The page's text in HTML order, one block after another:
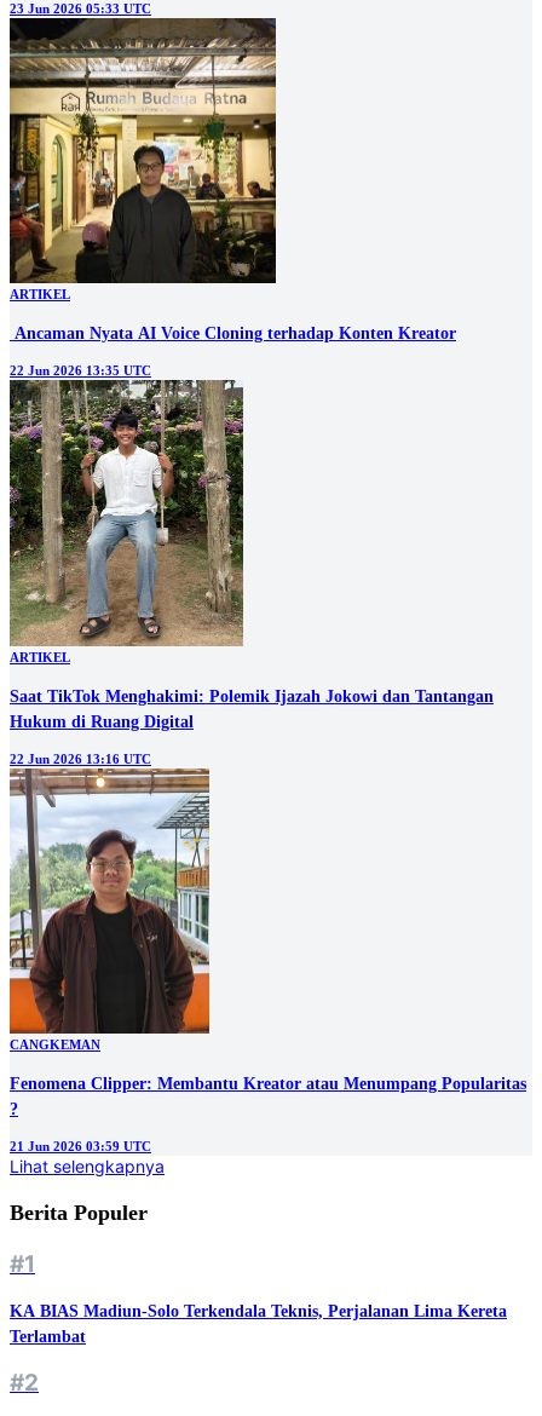
23 Jun 2026 05:33 UTC
ARTIKEL
‎ Ancaman Nyata AI Voice Cloning terhadap Konten Kreator
22 Jun 2026 13:35 UTC
ARTIKEL
Saat TikTok Menghakimi: Polemik Ijazah Jokowi dan Tantangan
Hukum di Ruang Digital
22 Jun 2026 13:16 UTC
CANGKEMAN
Fenomena Clipper: Membantu Kreator atau Menumpang Popularitas
?
21 Jun 2026 03:59 UTC
Lihat selengkapnya
Berita Populer
#1
KA BIAS Madiun-Solo Terkendala Teknis, Perjalanan Lima Kereta
Terlambat
#2